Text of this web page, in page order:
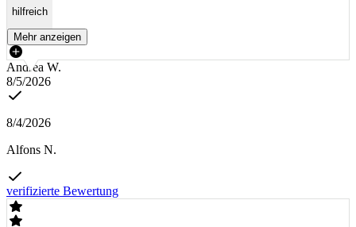
hilfreich
Mehr anzeigen
Andrea W.
8/5/2026
8/4/2026
Alfons N.
verifizierte Bewertung